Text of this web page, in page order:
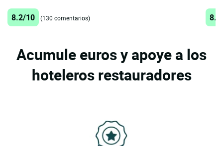
8.2/10 (130 comentarios)
Acumule euros y apoye a los
hoteleros restauradores